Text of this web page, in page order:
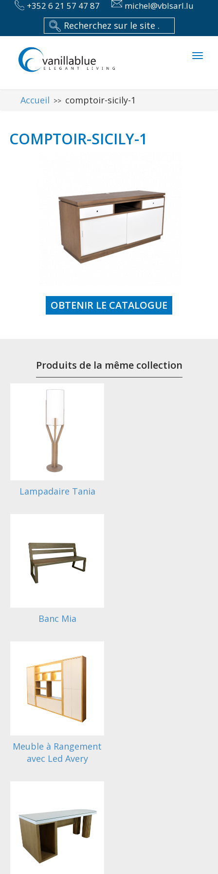
+352 6 21 57 47 87 michel@vblsarl.lu
Accueil >> comptoir-sicily-1
COMPTOIR-SICILY-1
OBTENIR LE CATALOGUE
Produits de la même collection
Lampadaire Tania
Banc Mia
Meuble à Rangement
avec Led Avery